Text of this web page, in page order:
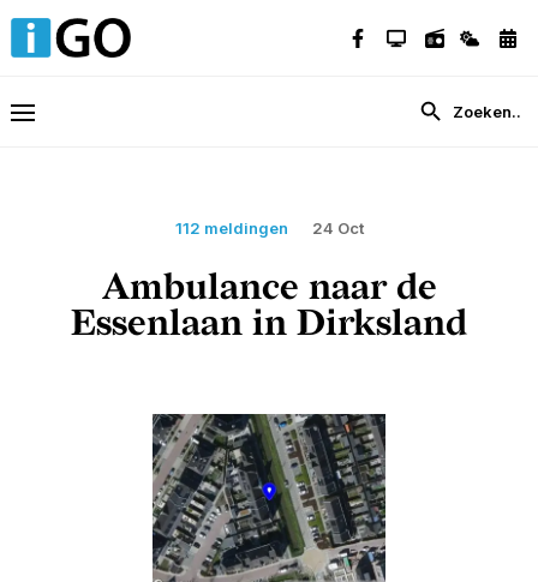
112 meldingen 24 Oct
Ambulance naar de
Essenlaan in Dirksland